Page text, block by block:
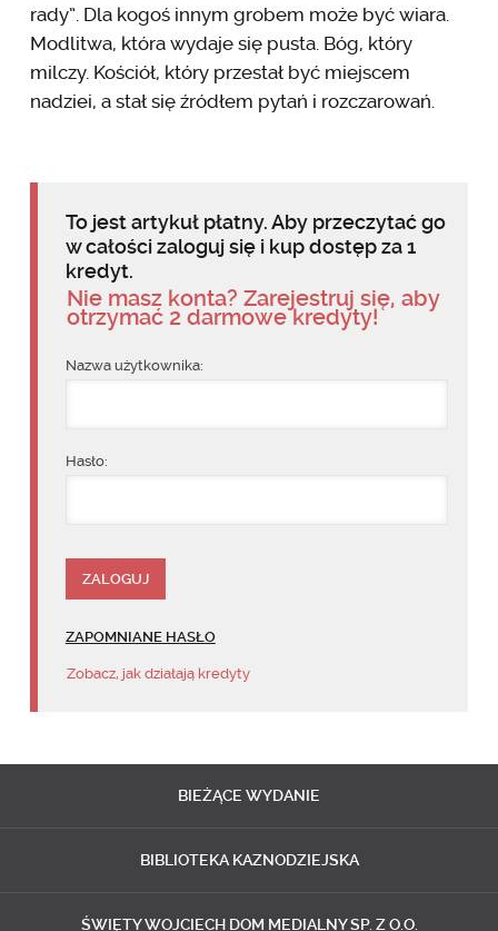
rady”. Dla kogoś innym grobem może być wiara.
Modlitwa, która wydaje się pusta. Bóg, który
milczy. Kościół, który przestał być miejscem
nadziei, a stał się źródłem pytań i rozczarowań.
To jest artykuł płatny. Aby przeczytać go
w całości zaloguj się i kup dostęp za 1
kredyt.
Nie masz konta? Zarejestruj się, aby
otrzymać 2 darmowe kredyty!
Nazwa użytkownika:
Hasło:
ZAPOMNIANE HASŁO
Zobacz, jak działają kredyty
BIEŻĄCE WYDANIE
BIBLIOTEKA KAZNODZIEJSKA
ŚWIĘTY WOJCIECH DOM MEDIALNY SP. Z O.O.